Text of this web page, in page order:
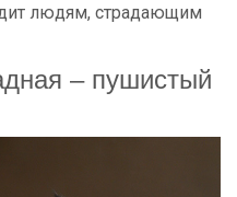
людям, страдающим
– пушистый